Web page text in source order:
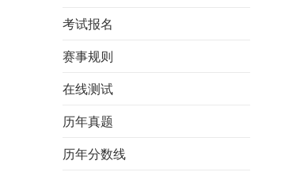
考试报名
赛事规则
在线测试
历年真题
历年分数线